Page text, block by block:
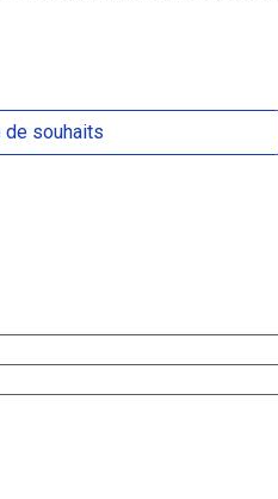
de souhaits